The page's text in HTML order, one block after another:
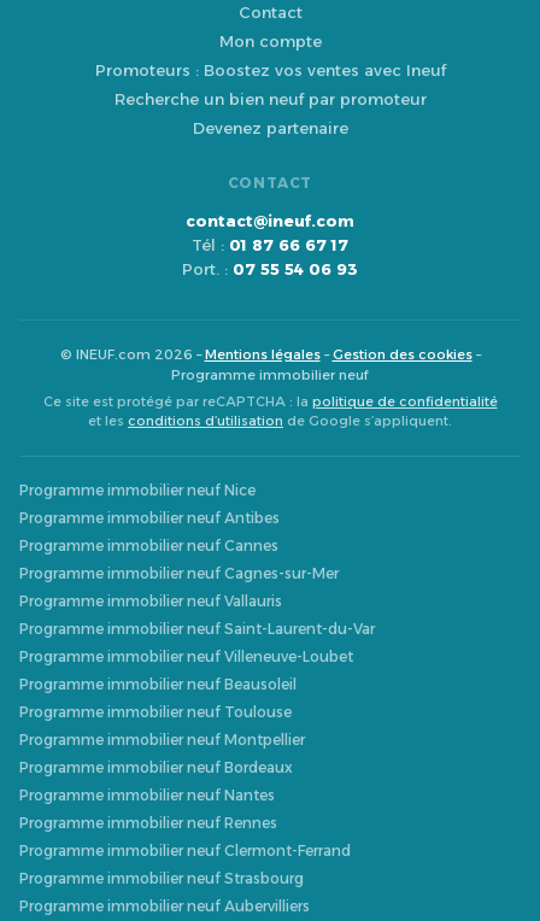
Contact
Mon compte
Promoteurs : Boostez vos ventes avec Ineuf
Recherche un bien neuf par promoteur
Devenez partenaire
CONTACT
contact@ineuf.com
Tél : 01 87 66 67 17
Port. : 07 55 54 06 93
© INEUF.com 2026 –Mentions légales–Gestion des cookies–
Programme immobilier neuf
Ce site est protégé par reCAPTCHA : la politique de confidentialité
et les conditions d’utilisation de Google s’appliquent.
Programme immobilier neuf Nice
Programme immobilier neuf Antibes
Programme immobilier neuf Cannes
Programme immobilier neuf Cagnes-sur-Mer
Programme immobilier neuf Vallauris
Programme immobilier neuf Saint-Laurent-du-Var
Programme immobilier neuf Villeneuve-Loubet
Programme immobilier neuf Beausoleil
Programme immobilier neuf Toulouse
Programme immobilier neuf Montpellier
Programme immobilier neuf Bordeaux
Programme immobilier neuf Nantes
Programme immobilier neuf Rennes
Programme immobilier neuf Clermont-Ferrand
Programme immobilier neuf Strasbourg
Programme immobilier neuf Aubervilliers